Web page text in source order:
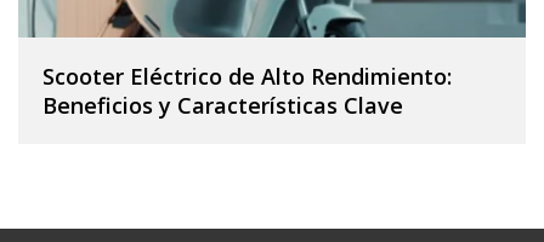
Scooter Eléctrico de Alto Rendimiento:
Beneficios y Características Clave